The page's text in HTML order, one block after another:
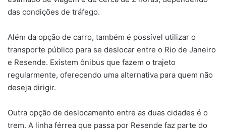
das condições de tráfego.
Além da opção de carro, também é possível utilizar o
transporte público para se deslocar entre o Rio de Janeiro
e Resende. Existem ônibus que fazem o trajeto
regularmente, oferecendo uma alternativa para quem não
deseja dirigir.
Outra opção de deslocamento entre as duas cidades é o
trem. A linha férrea que passa por Resende faz parte do